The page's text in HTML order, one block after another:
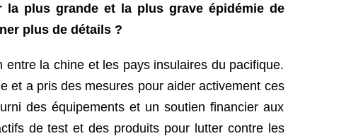
plus grande et la plus grave épidémie de
plus de détails ?
la chine et les pays insulaires du pacifique.
et a pris des mesures pour aider activement ces
des équipements et un soutien financier aux
de test et des produits pour lutter contre les